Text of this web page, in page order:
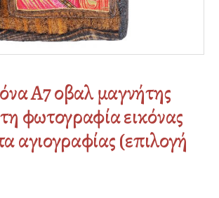
Α7 οβαλ μαγνήτης
φωτογραφία εικόνας
αγιογραφίας (επιλογή